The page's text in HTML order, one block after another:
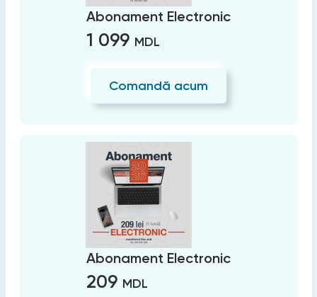
Abonament Electronic
1 099 MDL
Comandă acum
Abonament Electronic
209 MDL